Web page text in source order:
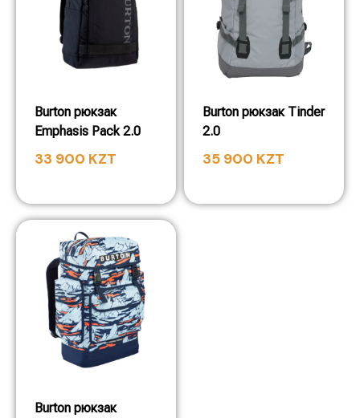
Burton рюкзак
Emphasis Pack 2.0
33 900 KZT
Burton рюкзак Tinder
2.0
35 900 KZT
Burton рюкзак